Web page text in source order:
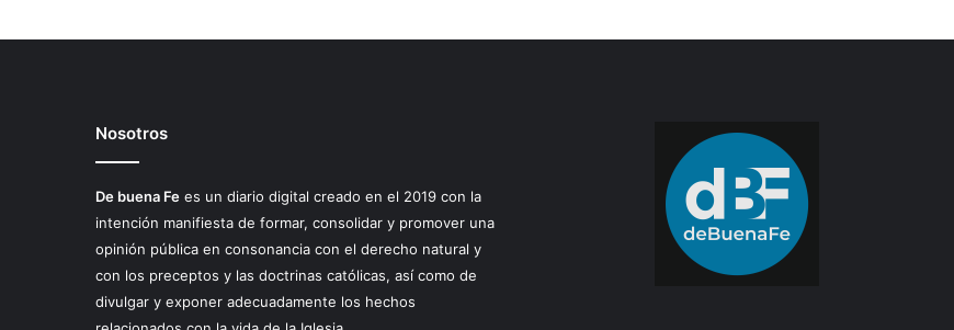
Nosotros
De buena Fe es un diario digital creado en el 2019 con la
intención manifiesta de formar, consolidar y promover una
opinión pública en consonancia con el derecho natural y
con los preceptos y las doctrinas católicas, así como de
divulgar y exponer adecuadamente los hechos